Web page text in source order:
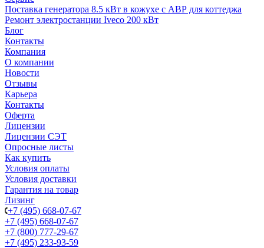
Поставка генератора 8.5 кВт в кожухе с АВР для коттеджа
Ремонт электростанции Iveco 200 кВт
Блог
Контакты
Компания
О компании
Новости
Отзывы
Карьера
Контакты
Оферта
Лицензии
Лицензии СЭТ
Опросные листы
Как купить
Условия оплаты
Условия доставки
Гарантия на товар
Лизинг
+7 (495) 668-07-67
+7 (495) 668-07-67
+7 (800) 777-29-67
+7 (495) 233-93-59